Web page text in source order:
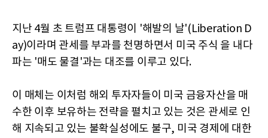
지난 4월 초 트럼프 대통령이 '해발의 날'(Liberation D
ay)이라며 관세를 부과를 천명하면서 미국 주식 을 내다
파는 '매도 물결'과는 대조를 이루고 있다.
이 매체는 이처럼 해외 투자자들이 미국 금융자산을 매
수한 이후 보유하는 전략을 펼치고 있는 것은 관세로 인
해 지속되고 있는 불확실성에도 불구, 미국 경제에 대한